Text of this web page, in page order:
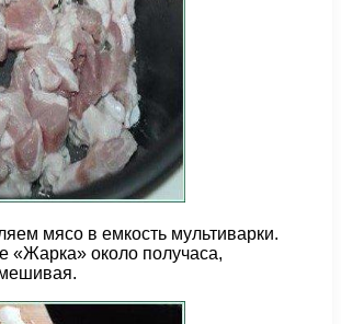
мясо в емкость мультиварки.
«Жарка» около получаса,